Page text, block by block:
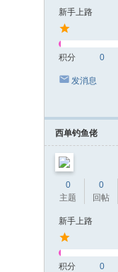
新手上路
积分 0
发消息
西单钓鱼佬
0
主题
0
回帖
新手上路
积分 0